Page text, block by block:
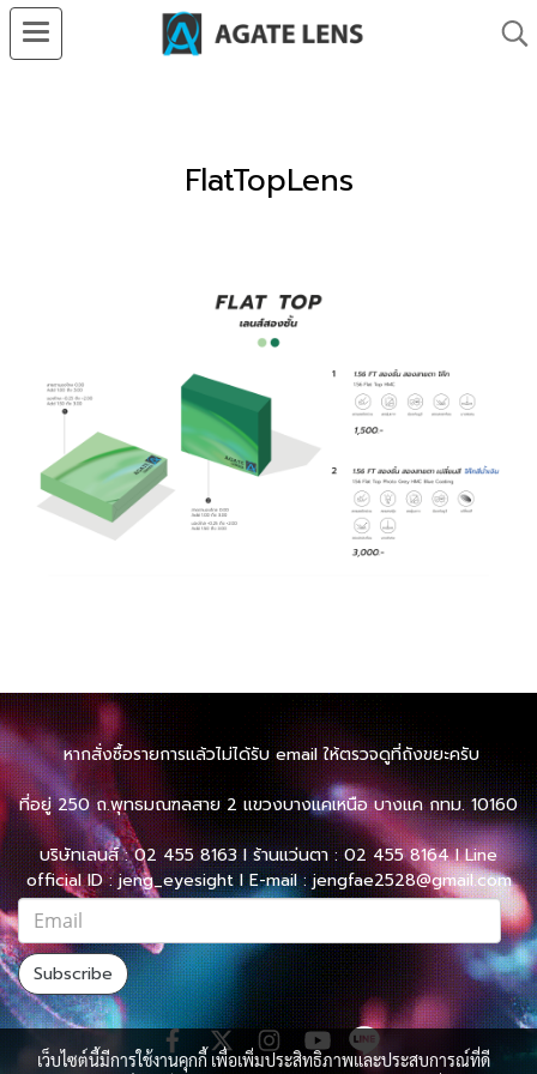
FlatTopLens
หากสั่งซื้อรายการแล้วไม่ได้รับ email ให้ตรวจดูที่ถังขยะครับ
ที่อยู่ 250 ถ.พุทธมณฑลสาย 2 แขวงบางแคเหนือ บางแค กทม. 10160
บริษัทเลนส์ : 02 455 8163 l ร้านแว่นตา : 02 455 8164 l Line
official ID : jeng_eyesight l E-mail : jengfae2528@gmail.com
Subscribe
เว็บไซต์นี้มีการใช้งานคุกกี้ เพื่อเพิ่มประสิทธิภาพและประสบการณ์ที่ดี